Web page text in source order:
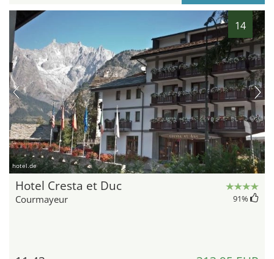
14
hotel.de
Hotel Cresta et Duc
Courmayeur 91%